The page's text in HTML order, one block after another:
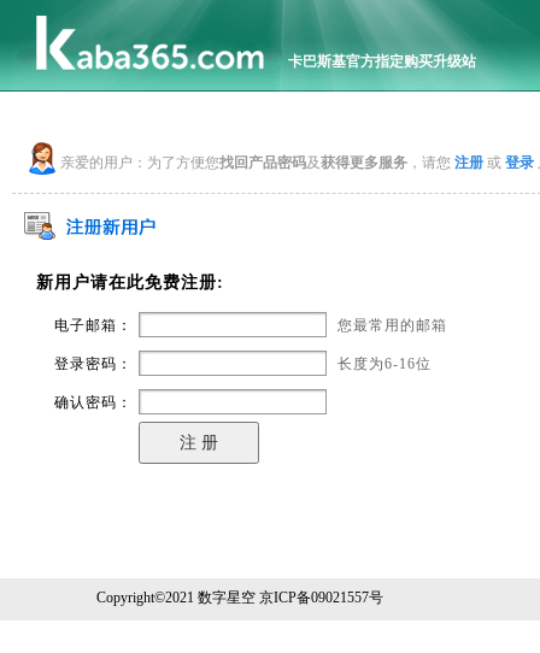
卡巴斯基官方指定购买升级站
亲爱的用户：为了方便您找回产品密码及获得更多服务 ，请您 注册 或 登录
新用户请在此免费注册:
电子邮箱： 您最常用的邮箱
登录密码： 长度为6-16位
确认密码：
Copyright©2021 数字星空 京ICP备09021557号